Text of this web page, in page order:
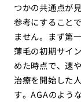
つかの共通点が
参考にすること
ません。まず第
薄毛の初期サイ
めた時点で、速
治療を開始した
す。AGAのよう